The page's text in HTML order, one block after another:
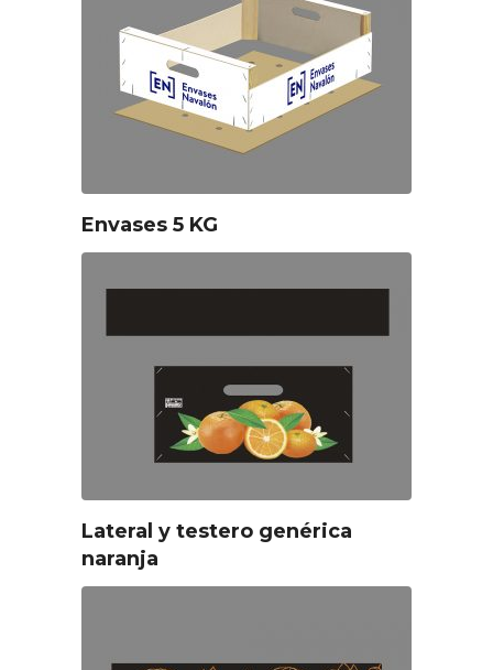
Envases 5 KG
Lateral y testero genérica
naranja